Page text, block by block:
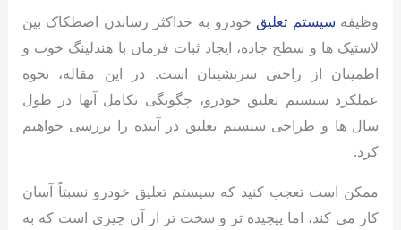
وظیفه سیستم تعلیق خودرو به حداکثر رساندن اصطکاک بین
لاستیک ها و سطح جاده، ایجاد ثبات فرمان با هندلینگ خوب و
اطمینان از راحتی سرنشینان است. در این مقاله، نحوه
عملکرد سیستم تعلیق خودرو، چگونگی تکامل آنها در طول
سال ها و طراحی سیستم تعلیق در آینده را بررسی خواهیم
کرد.
ممکن است تعجب کنید که سیستم تعلیق خودرو نسبتاً آسان
کار می کند، اما پیچیده تر و سخت تر از آن چیزی است که به